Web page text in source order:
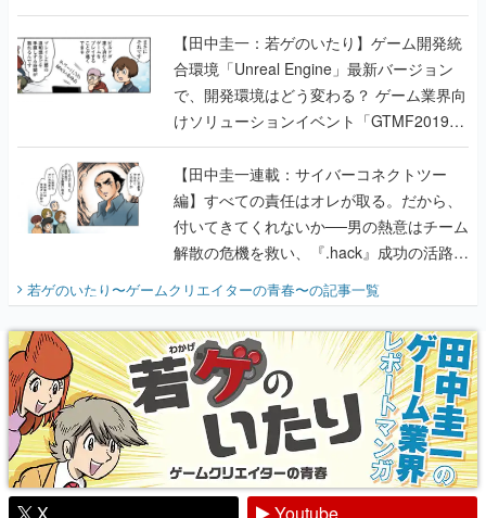
で、開発環境はどう変わる？ ゲーム業界向
けソリューションイベント「GTMF2019」
に行って、より理解を深めよう【PR】
【田中圭一連載：サイバーコネクトツー
編】すべての責任はオレが取る。だから、
付いてきてくれないか──男の熱意はチーム
解散の危機を救い、『.hack』成功の活路を
開く。業界の快男児・松山 洋に流れる血は
『少年ジャンプ』色だった【若ゲのいた
り】
若ゲのいたり〜ゲームクリエイターの青春〜の記事一覧
X
Youtube
Discord
RSS